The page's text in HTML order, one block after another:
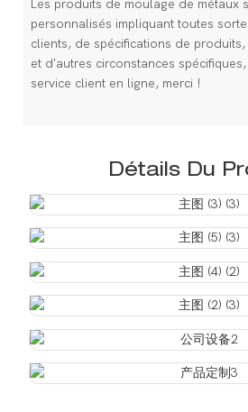
Les produits de moulage de métaux
personnalisés impliquant toutes
clients, de spécifications de
et d'autres circonstances
service client en ligne, merci !
Détails Du